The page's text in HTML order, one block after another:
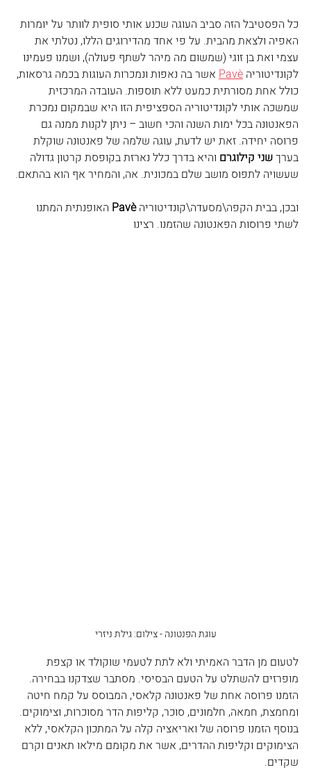
כל הפסטיבל הזה סביב העוגה שכנע אותי סופית לוותר על יומרות
האפיה ולצאת מהבית. על פי אחד מהדירוגים הללו, נטלתי את
עצמי ואת בן זוגי (שמשום מה מיהר לשתף פעולה), ושמנו פעמינו
לקונדיטוריה Pavè אשר בה נאפות ונמכרות העוגות בכמה גרסאות,
כולל אחת מסורתית כמעט ללא תוספות. העובדה המרכזית
שמשכה אותי לקונדיטוריה הספציפית הזו היא שבמקום נמכרת
הפאנטונה בכל ימות השנה והכי חשוב – ניתן לקנות ממנה גם
פרוסה יחידה. זאת יש לדעת, עוגה שלמה של פאנטונה שוקלת
בערך שני קילוגרם והיא בדרך כלל נארזת בקופסת קרטון גדולה
שעשויה לתפוס מושב שלם במכונית. אה, והמחיר אף הוא בהתאם.
ובכן, בבית הקפה\מסעדה\קונדיטוריה Pavè האופנתית המתנו
לשתי פרוסות הפאנטונה שהזמנו. רצינו
עוגת הפנטונה - צילום: גילת ניזרי
לטעום מן הדבר האמיתי ולא לתת לטעמי שוקולד או קצפת
מופרזים להשתלט על הטעם הבסיסי. מסתבר שצדקנו בבחירה.
הזמנו פרוסה אחת של פאנטונה קלאסי, המבוסס על קמח חיטה
ומחמצת, חמאה, חלמונים, סוכר, קליפות הדר מסוכרות, וצימוקים.
בנוסף הזמנו פרוסה של ואריאציה קלה על המתכון הקלאסי, ללא
הצימוקים וקליפות ההדרים, אשר את מקומם מילאו תאנים וקרם
שקדים.